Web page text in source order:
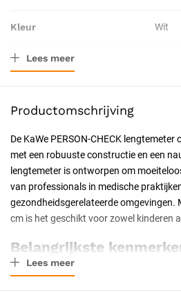
Kleur Wit
Materiaal
Geschiktheid
Certificering CE-
Lees meer
Productomschrijving
De KaWe PERSON-CHECK
met een robuuste constructie en een
lengtemeter is ontworpen om
van professionals in medische
gezondheidsgerelateerde omgevingen.
cm is het geschikt voor zowel kinderen
Belangrijkste
Eenvoudige montage: Dankzij
Lees meer